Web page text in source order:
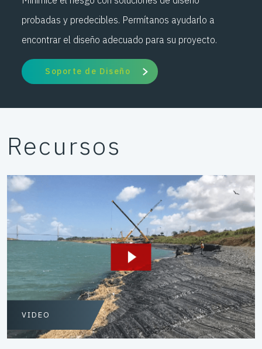
probadas y predecibles. Permítanos ayudarlo a
encontrar el diseño adecuado para su proyecto.
Soporte de Diseño
Recursos
VIDEO